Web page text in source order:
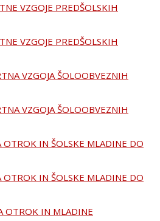
VZGOJE PREDŠOLSKIH
VZGOJE PREDŠOLSKIH
VZGOJA ŠOLOOBVEZNIH
VZGOJA ŠOLOOBVEZNIH
OTROK IN ŠOLSKE MLADINE DO
OTROK IN ŠOLSKE MLADINE DO
OTROK IN MLADINE